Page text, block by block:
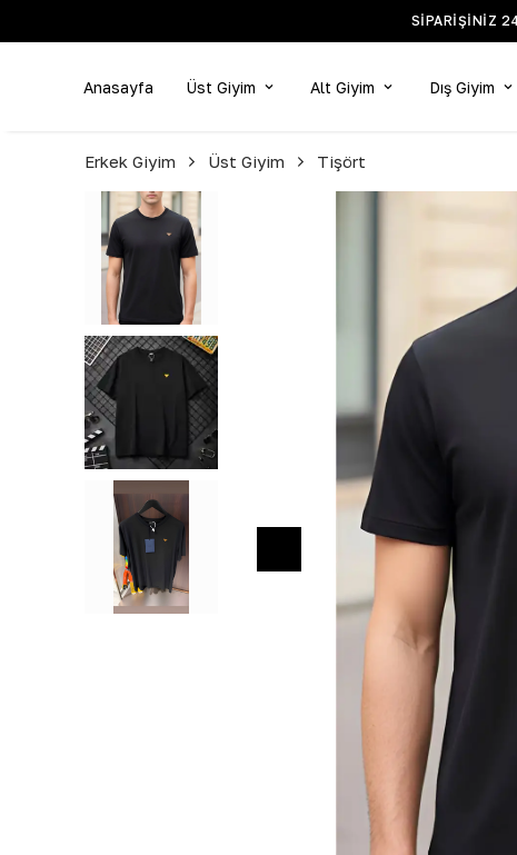
SIPARIŞINIZ
Anasayfa Üst Giyim Alt Giyim Dış Giyim
Erkek Giyim Üst Giyim Tişört